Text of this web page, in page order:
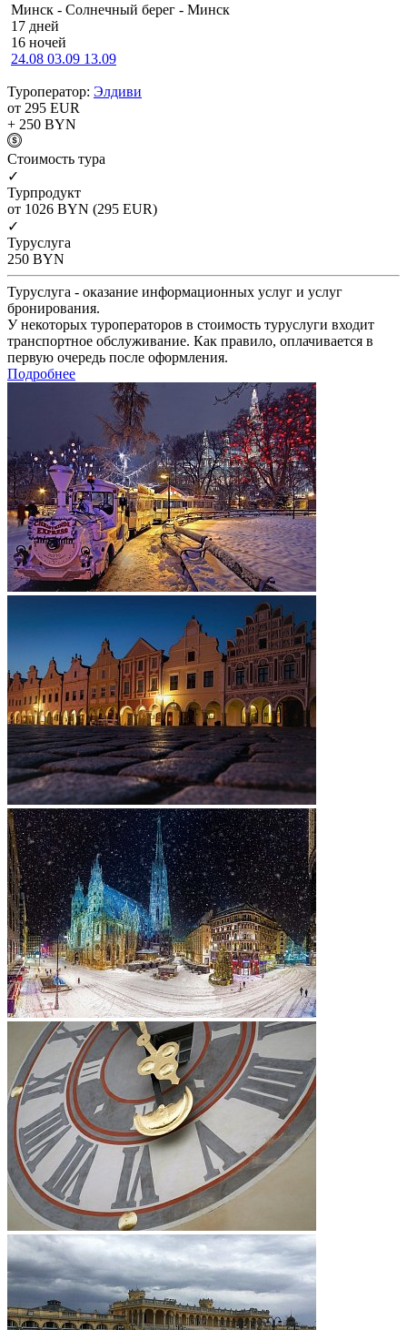
Минск - Солнечный берег - Минск
17 дней
16 ночей
24.08 03.09 13.09
Туроператор: Элдиви
от 295 EUR
+ 250 BYN
Cтоимость тура
✓
Турпродукт
от 1026 BYN (295 EUR)
✓
Туруслуга
250 BYN
Туруслуга - оказание информационных услуг и услуг
бронирования.
У некоторых туроператоров в стоимость туруслуги входит
транспортное обслуживание. Как правило, оплачивается в
первую очередь после оформления.
Подробнее